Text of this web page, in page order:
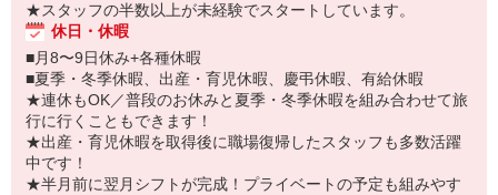
★スタッフの半数以上が未経験でスタートしています。
休日・休暇
■月8〜9日休み+各種休暇
■夏季・冬季休暇、出産・育児休暇、慶弔休暇、有給休暇
★連休もOK／普段のお休みと夏季・冬季休暇を組み合わせて旅
行に行くこともできます！
★出産・育児休暇を取得後に職場復帰したスタッフも多数活躍
中です！
★半月前に翌月シフトが完成！プライベートの予定も組みやす